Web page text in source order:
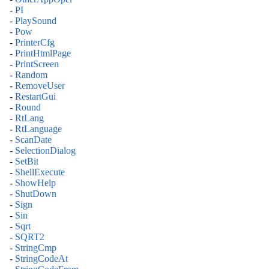
- PI
- PlaySound
- Pow
- PrinterCfg
- PrintHtmlPage
- PrintScreen
- Random
- RemoveUser
- RestartGui
- Round
- RtLang
- RtLanguage
- ScanDate
- SelectionDialog
- SetBit
- ShellExecute
- ShowHelp
- ShutDown
- Sign
- Sin
- Sqrt
- SQRT2
- StringCmp
- StringCodeAt